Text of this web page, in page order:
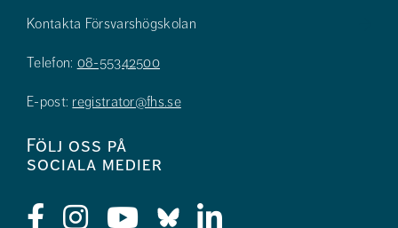
Kontakta Försvarshögskolan
Telefon: 08-55342500
E-post: registrator@fhs.se
Följ oss på
sociala medier